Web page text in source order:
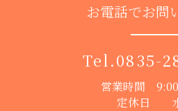
お電話でお問
Tel.0835-
営業時間
定休日